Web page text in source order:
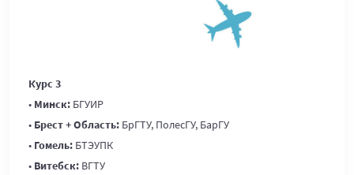
Курс 3
• Минск: БГУИР
• Брест + Область: БрГТУ, ПолесГУ, БарГУ
• Гомель: БТЭУПК
• Витебск: ВГТУ